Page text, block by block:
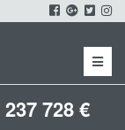
Menu
237 728 €